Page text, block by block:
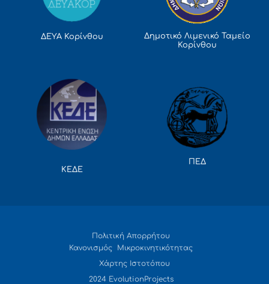
ΔΕΥΑ Κορίνθου
Δημοτικό Λιμενικό Ταμείο
Κορίνθου
ΚΕΔΕ
ΠΕΔ
Πολιτική Απορρήτου
Κανονισμός Μικροκινητικότητας
Χάρτης Ιστοτόπου
2024 EvolutionProjects